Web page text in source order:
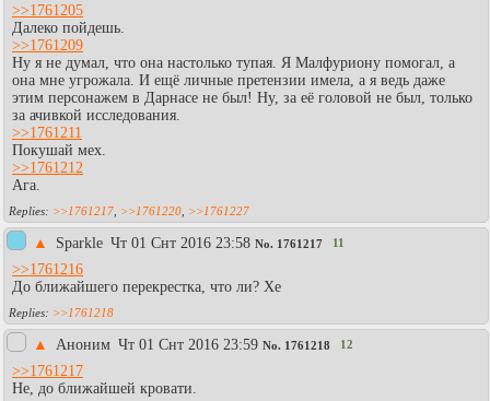
>>1761205
Далеко пойдешь.
>>1761209
Ну я не думал, что она настолько тупая. Я Малфуриону помогал, а
она мне угрожала. И ещё личные претензии имела, а я ведь даже
этим персонажем в Дарнасе не был! Ну, за её головой не был, только
за ачивкой исследования.
>>1761211
Покушай мех.
>>1761212
Ага.
>>1761217 >>1761220 >>1761227
▲ Sparkle Чт 01 Снт 2016 23:58 No. 1761217 11
>>1761216
До ближайшего перекрестка, что ли? Хе
>>1761218
▲ Аноним Чт 01 Снт 2016 23:59 No. 1761218 12
>>1761217
Не, до ближайшей кровати.